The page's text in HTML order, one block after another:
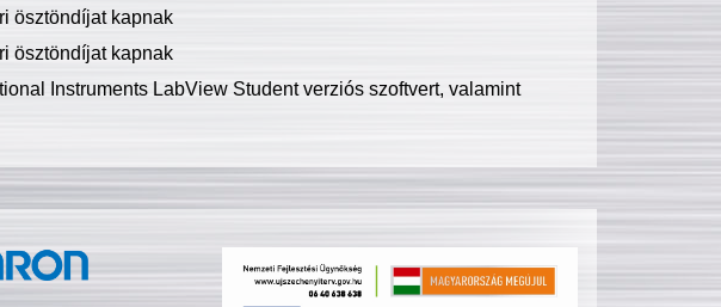
ösztöndíjat kapnak
ösztöndíjat kapnak
Instruments LabView Student verziós szoftvert, valamint